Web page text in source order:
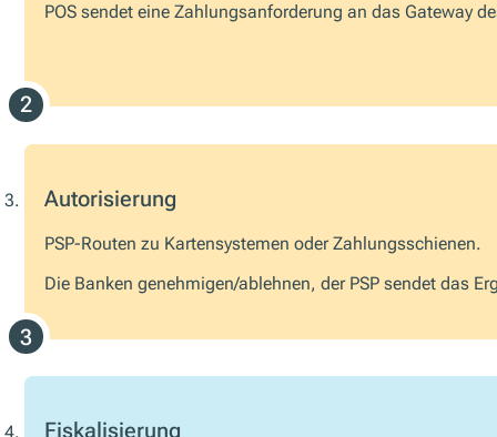
POS sendet eine Zahlungsanforderung an das Gateway
Autorisierung
PSP-Routen zu Kartensystemen oder Zahlungsschienen.
Die Banken genehmigen/ablehnen, der PSP sendet das
Fiskalisierung